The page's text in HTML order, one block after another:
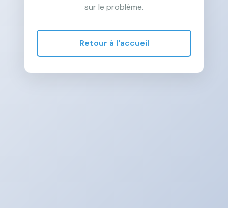
sur le problème.
Retour à l'accueil